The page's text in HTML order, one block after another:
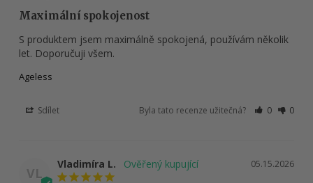
Maximální spokojenost
S produktem jsem maximálně spokojená, používám několik
let. Doporučuji všem.
Ageless
Sdílet Byla tato recenze užitečná? 0 0
VL
05.15.2026
Vladimíra L.